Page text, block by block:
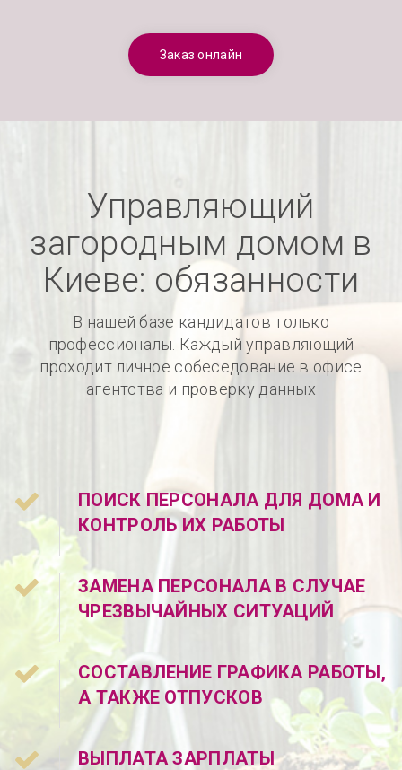
Заказ онлайн
Управляющий
загородным домом в
Киеве: обязанности
В нашей базе кандидатов только
профессионалы. Каждый управляющий
проходит личное собеседование в офисе
агентства и проверку данных
ПОИСК ПЕРСОНАЛА ДЛЯ ДОМА И
КОНТРОЛЬ ИХ РАБОТЫ
ЗАМЕНА ПЕРСОНАЛА В СЛУЧАЕ
ЧРЕЗВЫЧАЙНЫХ СИТУАЦИЙ
СОСТАВЛЕНИЕ ГРАФИКА РАБОТЫ,
А ТАКЖЕ ОТПУСКОВ
ВЫПЛАТА ЗАРПЛАТЫ